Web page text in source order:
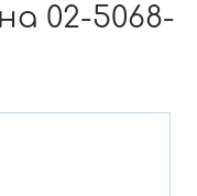
02-5068-